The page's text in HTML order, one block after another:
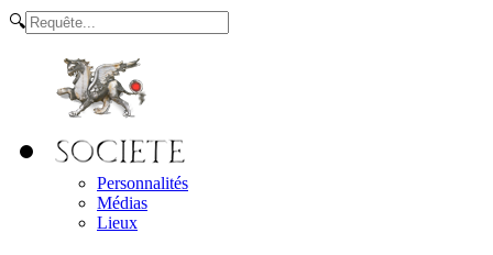
🔍
Personnalités
Médias
Lieux